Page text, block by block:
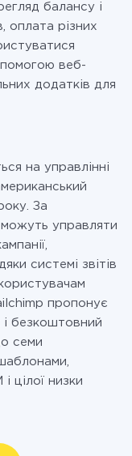
балансу і
оплата різних
веб-
додатків для
на управлінні
За
управляти
системі звітів
пропонує
і безкоштовний
семи
цілої низки